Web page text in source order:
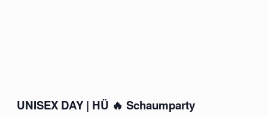
UNISEX DAY | HÜ 🔥 Schaumparty